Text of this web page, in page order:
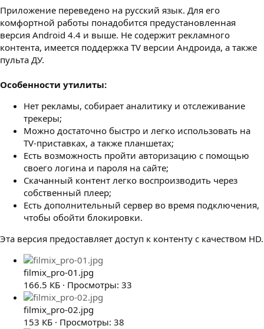
Приложение переведено на русский язык. Для его
комфортной работы понадобится предустановленная
версия Android 4.4 и выше. Не содержит рекламного
контента, имеется поддержка TV версии Андроида, а также
пульта ДУ.
Особенности утилиты:
Нет рекламы, собирает аналитику и отслеживание
трекеры;
Можно достаточно быстро и легко использовать на
TV-приставках, а также планшетах;
Есть возможность пройти авторизацию с помощью
своего логина и пароля на сайте;
Скачанный контент легко воспроизводить через
собственный плеер;
Есть дополнительный сервер во время подключения,
чтобы обойти блокировки.
Эта версия предоставляет доступ к контенту с качеством HD.
filmix_pro-01.jpg
166.5 КБ · Просмотры: 33
filmix_pro-02.jpg
153 КБ · Просмотры: 38